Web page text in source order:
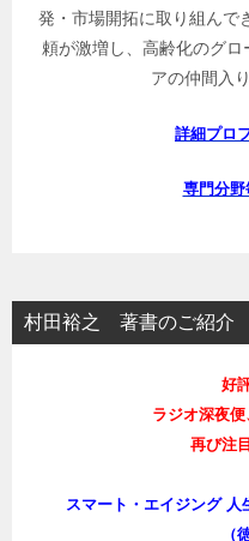
発・市場開拓に取り組んで
頼が激増し、高齢化のグ
アの仲間入
詳細プロ
専門分野
村田裕之 著書のご紹介
好
ラジオ深夜便
再び注
スマート・エイジング 人
（